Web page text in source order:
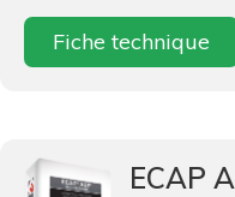
Fiche technique
ECAP